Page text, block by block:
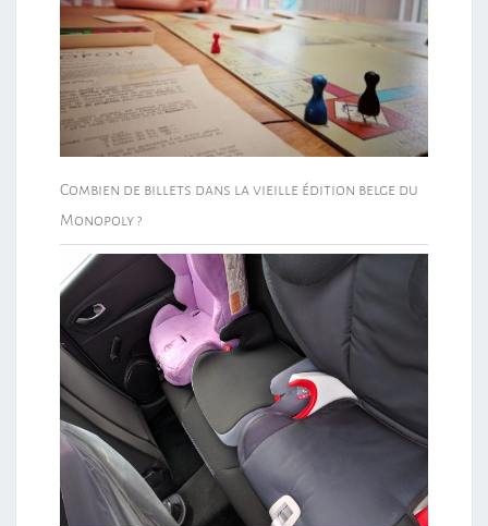
Combien de billets dans la vieille édition belge du
Monopoly ?